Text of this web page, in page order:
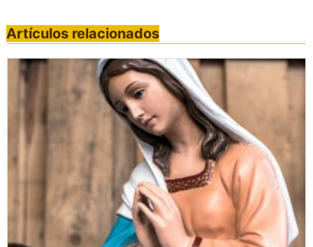
Artículos relacionados